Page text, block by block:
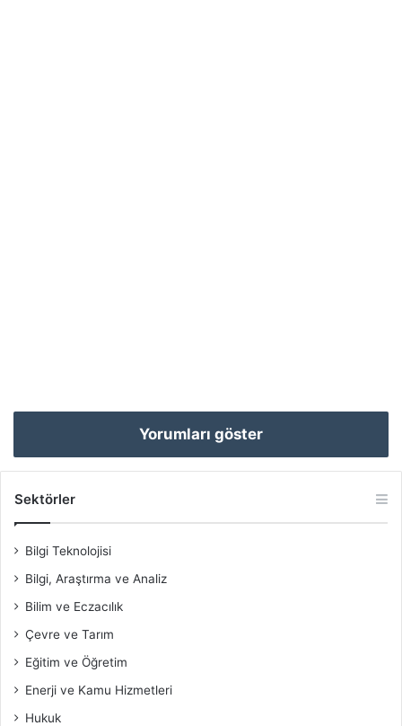
Yorumları göster
Sektörler
Bilgi Teknolojisi
Bilgi, Araştırma ve Analiz
Bilim ve Eczacılık
Çevre ve Tarım
Eğitim ve Öğretim
Enerji ve Kamu Hizmetleri
Hukuk